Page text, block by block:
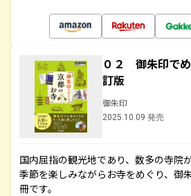
０２ 御朱印で
訂版
御朱印
2025.10.09 発売
国内屈指の観光地であり、数多の寺院
季節を楽しみながらお寺をめぐり、御
冊です。